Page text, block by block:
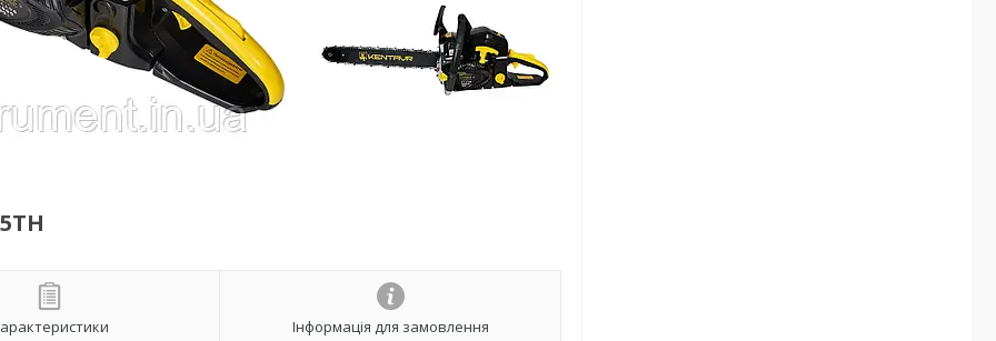
Інформація для замовлення